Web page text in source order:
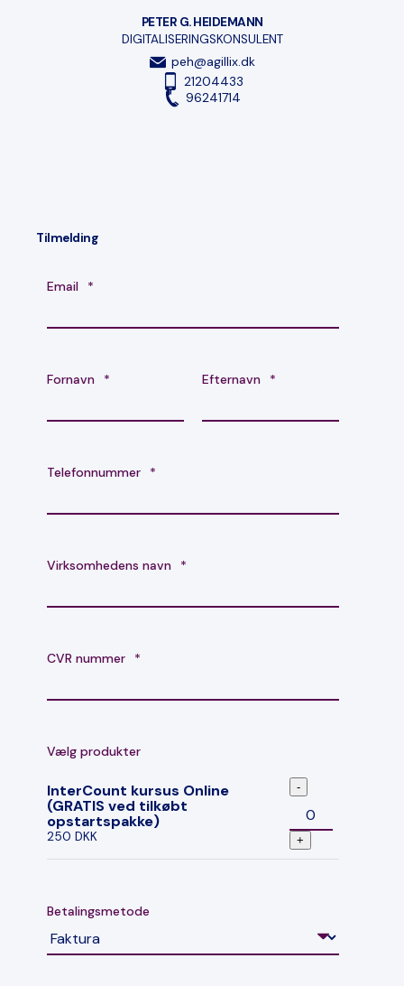
PETER G. HEIDEMANN
DIGITALISERINGSKONSULENT
peh@agillix.dk
21204433
96241714
Tilmelding
Email *
Fornavn * Efternavn *
Telefonnummer *
Virksomhedens navn *
CVR nummer *
Vælg produkter
InterCount kursus Online
(GRATIS ved tilkøbt
opstartspakke)
250 DKK
-
+
Betalingsmetode